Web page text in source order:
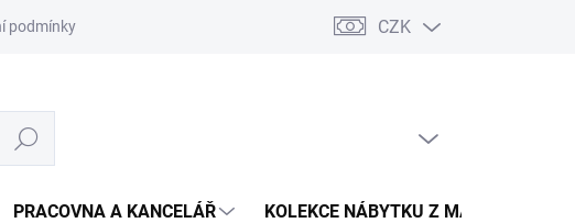
podmínky Podmínky ochrany osobních údajů Pojištění zásilky
CZK
Hledat
PRACOVNA A KANCELÁŘ KOLEKCE NÁBYTKU Z MASIVU